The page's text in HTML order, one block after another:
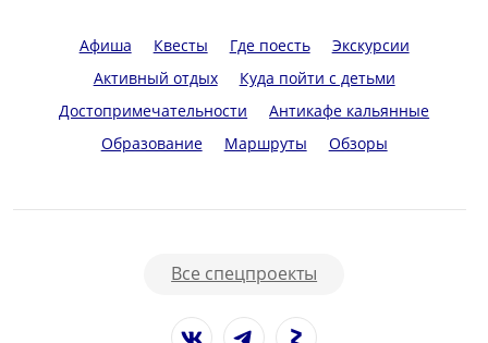
Афиша Квесты Где поесть
Экскурсии
Активный отдых
Куда пойти с детьми
Достопримечательности
Антикафе кальянные
Образование
Маршруты Обзоры
Все спецпроекты